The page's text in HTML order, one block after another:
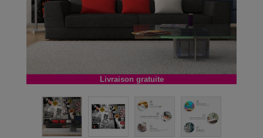
Livraison gratuite